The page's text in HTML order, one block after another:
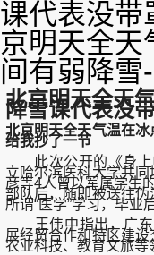
课代表没带
京明天全天
间有弱降雪
北京明天全天
降雪课代表没
北京明天全天气温在
给我抄了一节
此次公开的《身上
立哈尔滨医科大学共
彦等4人曾以军属学生
部队后，随即被送往
所谓“医学”学习，毕业
王伟中指出，广东
展经贸合作和特区建
农业科技、教育文旅等